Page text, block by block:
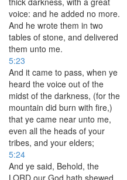
voice: and he added no more.
And he wrote them in two
tables of stone, and delivered
them unto me.
5:23
And it came to pass, when ye
heard the voice out of the
midst of the darkness, (for the
mountain did burn with fire,)
that ye came near unto me,
even all the heads of your
tribes, and your elders;
5:24
And ye said, Behold, the
LORD our God hath shewed